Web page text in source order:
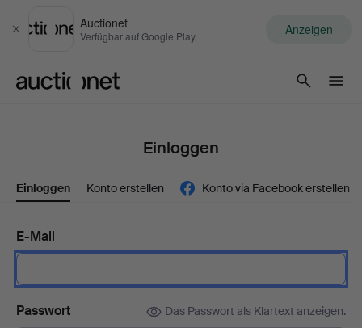
Schließen
Auctionet
Verfügbar auf Google Play Anzeigen
Einloggen
Einloggen Konto erstellen Konto via Facebook erstellen
E-Mail
Passwort Das Passwort als Klartext anzeigen.